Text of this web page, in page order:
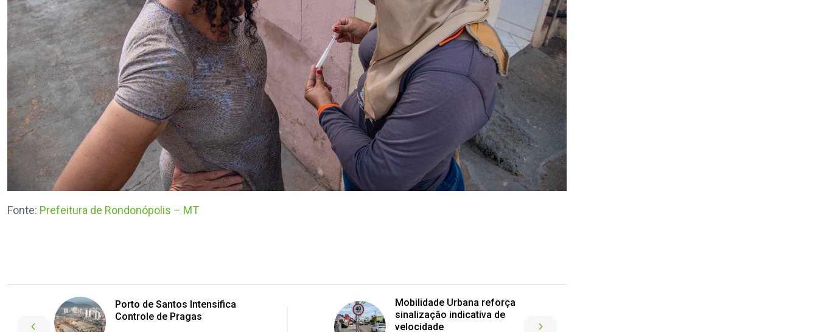
Fonte: Prefeitura de Rondonópolis – MT
Porto de Santos Intensifica
Controle de Pragas
Mobilidade Urbana reforça
sinalização indicativa de
velocidade